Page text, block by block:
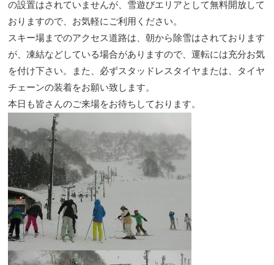
の設置はされていませんが、雪遊びエリアとして無料開放して
おりますので、お気軽にご利用ください。
スキー場までのアクセス道路は、朝から除雪はされております
が、凍結などしている場合がありますので、運転には充分お気
を付け下さい。また、必ずスタッドレスタイヤまたは、タイヤ
チェーンの装着をお願い致します。
本日も皆さんのご来場をお待ちしております。